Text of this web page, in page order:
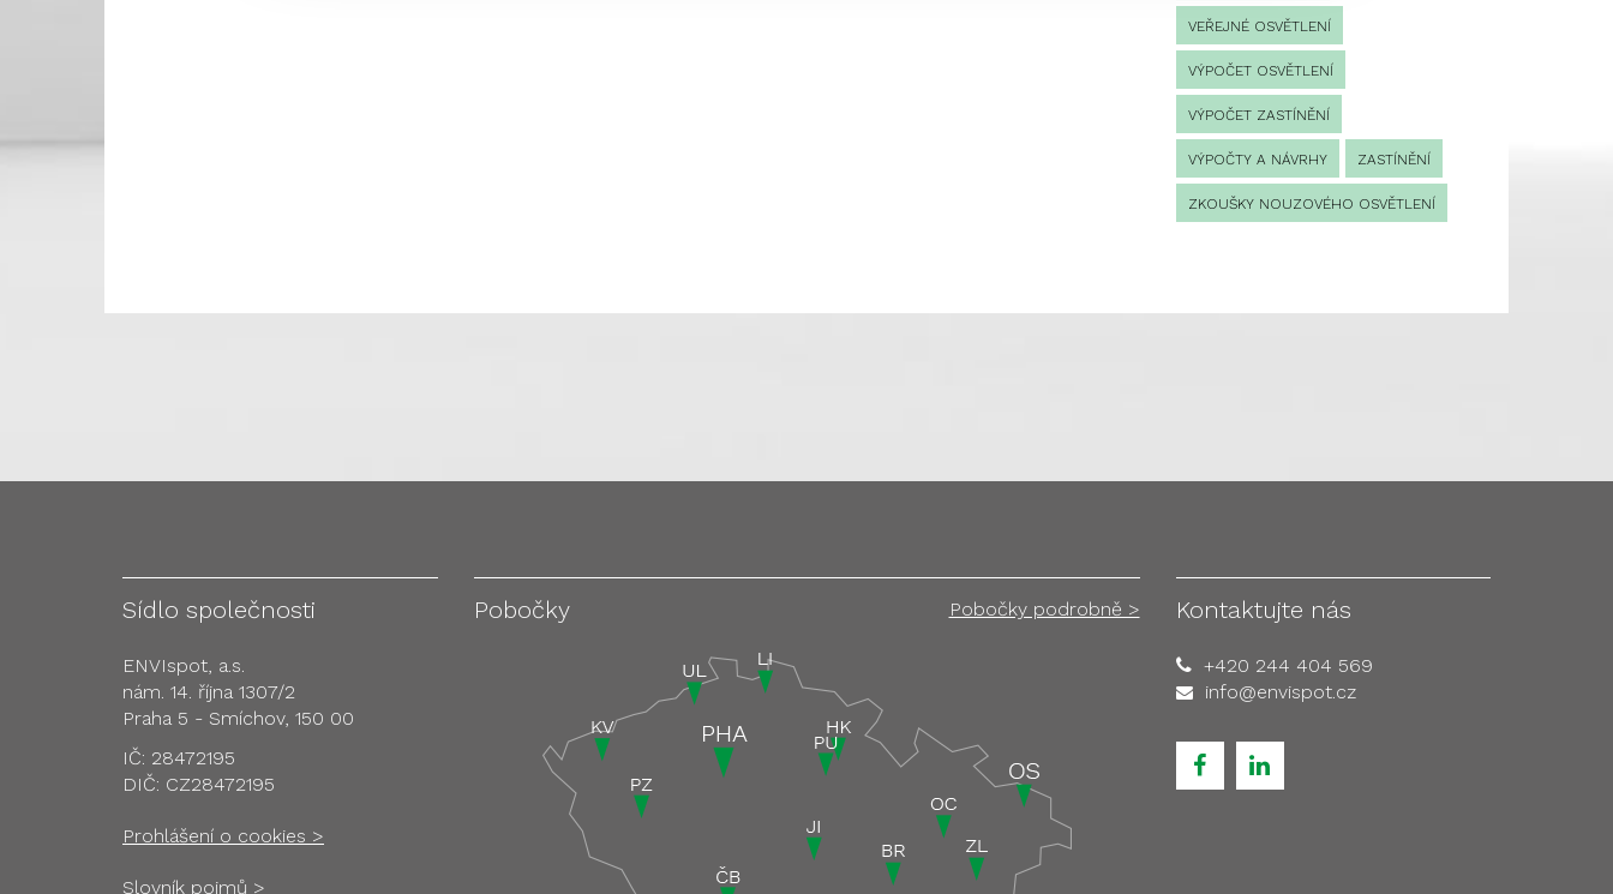
VEŘEJNÉ OSVĚTLENÍ
VÝPOČET OSVĚTLENÍ
VÝPOČET ZASTÍNĚNÍ
VÝPOČTY A NÁVRHY ZASTÍNĚNÍ
ZKOUŠKY NOUZOVÉHO OSVĚTLENÍ
Sídlo společnosti
ENVIspot, a.s.
nám. 14. října 1307/2
Praha 5 - Smíchov, 150 00
IČ: 28472195
DIČ: CZ28472195
Prohlášení o cookies >
Slovník pojmů >
Pobočky Pobočky podrobně > Kontaktujte nás
+420 244 404 569
info@envispot.cz